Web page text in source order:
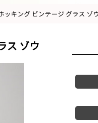
ッキング ビンテージ グラス ゾ
ス ゾウ